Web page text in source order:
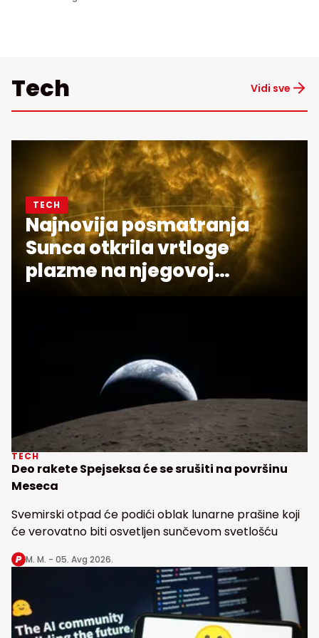
Tech Vidi sve
TECH
Najnovija posmatranja
Sunca otkrila vrtloge
plazme na njegovoj
površini
TECH
Deo rakete Spejseksa će se srušiti na površinu
Meseca
Svemirski otpad će podići oblak lunarne prašine koji
će verovatno biti osvetljen sunčevom svetlošću
M. M. - 05. Avg 2026.